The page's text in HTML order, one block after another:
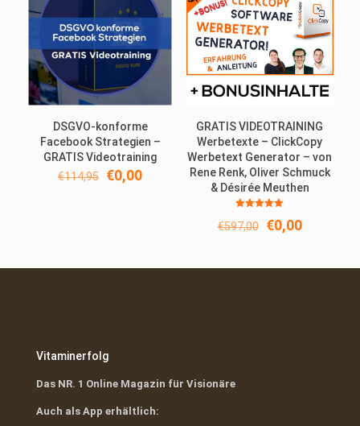
DSGVO-konforme
Facebook Strategien –
GRATIS Videotraining
€114,95 Ursprünglicher
€0,00Aktueller
GRATIS VIDEOTRAINING
Werbetexte – ClickCopy
Werbetext Generator – von
Rene Renk, Oliver Schmuck
& Désirée Meuthen
mit
€597,00 Ursprünglicher
Preis
€597,00
€0,00Aktueller
€0,00.
Vitaminerfolg
Das NR. 1 Online Magazin für Visionäre
Auch als App erhältlich: